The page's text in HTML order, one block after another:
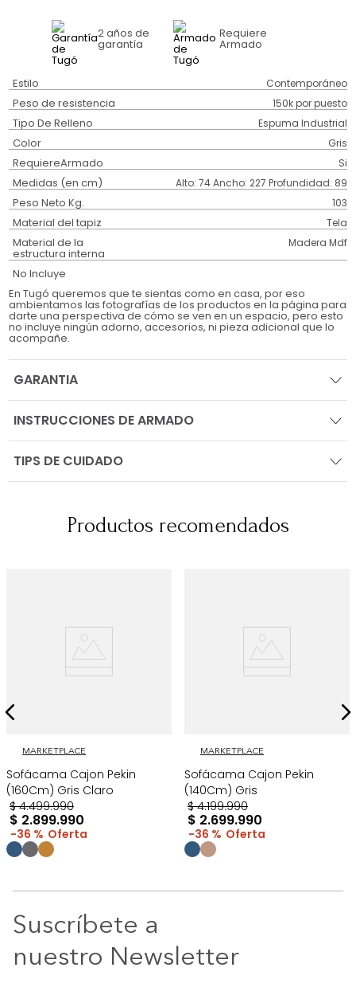
2 años de
garantía
Requiere
Armado
Estilo Contemporáneo
Peso de resistencia 150k por puesto
Tipo De Relleno Espuma Industrial
Color Gris
RequiereArmado Si
Medidas (en cm) Alto: 74 Ancho: 227 Profundidad: 89
Peso Neto Kg. 103
Material del tapiz Tela
Material de la
estructura interna
Madera Mdf
No Incluye
En Tugó queremos que te sientas como en casa, por eso
ambientamos las fotografías de los productos en la página para
darte una perspectiva de cómo se ven en un espacio, pero esto
no incluye ningún adorno, accesorios, ni pieza adicional que lo
acompañe.
GARANTIA
INSTRUCCIONES DE ARMADO
TIPS DE CUIDADO
Productos recomendados
MARKETPLACE
Sofácama Cajon Pekin
(160Cm) Gris Claro
$ 4.499.990
$ 2.899.990
36 %
MARKETPLACE
Sofácama Cajon Pekin
(140Cm) Gris
$ 4.199.990
$ 2.699.990
36 %
Suscríbete a
nuestro Newsletter